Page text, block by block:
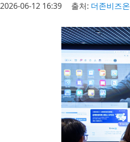
2026-06-12 16:39 출처: 더존비즈온